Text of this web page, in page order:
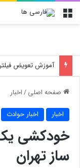
منو
خسارت‌های پنهان
صفحه اصلی/اخبار
اخبار اخبار حوادث
خودکشی
ساز تهران